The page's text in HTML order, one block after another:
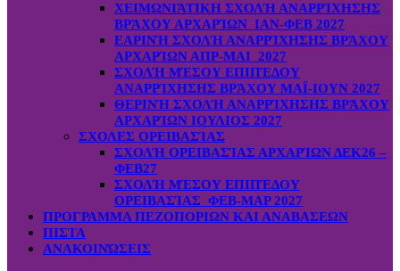
ΧΕΙΜΩΝΙΆΤΙΚΗ ΣΧΟΛΉ ΑΝΑΡΡΊΧΗΣΗΣ
ΒΡΆΧΟΥ ΑΡΧΑΡΊΩΝ ΙΑΝ-ΦΕΒ 2027
ΕΑΡΙΝΉ ΣΧΟΛΉ ΑΝΑΡΡΊΧΗΣΗΣ ΒΡΆΧΟΥ
ΑΡΧΑΡΊΩΝ ΑΠΡ-ΜΑΙ 2027
ΣΧΟΛΉ ΜΈΣΟΥ ΕΠΙΠΈΔΟΥ
ΑΝΑΡΡΊΧΗΣΗΣ ΒΡΆΧΟΥ ΜΑΪ-ΙΟΥΝ 2027
ΘΕΡΙΝΉ ΣΧΟΛΉ ΑΝΑΡΡΊΧΗΣΗΣ ΒΡΆΧΟΥ
ΑΡΧΑΡΊΩΝ ΙΟΥΛΙΟΣ 2027
ΣΧΟΛΕΣ ΟΡΕΙΒΑΣΊΑΣ
ΣΧΟΛΉ ΟΡΕΙΒΑΣΊΑΣ ΑΡΧΑΡΊΩΝ ΔΕΚ26 –
ΦΕΒ27
ΣΧΟΛΉ ΜΈΣΟΥ ΕΠΙΠΈΔΟΥ
ΟΡΕΙΒΑΣΊΑΣ ΦΕΒ-ΜΑΡ 2027
ΠΡΟΓΡΑΜΜΑ ΠΕΖΟΠΟΡΙΩΝ ΚΑΙ ΑΝΑΒΑΣΕΩΝ
ΠΙΣΤΑ
ΑΝΑΚΟΙΝΏΣΕΙΣ